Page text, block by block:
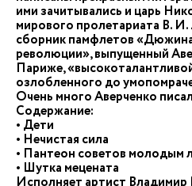
ими зачитывались и царь
мирового пролетариата В.
сборник памфлетов
революции», выпущенный
Париже,
озлобленного до
Очень много Аверченко
Содержание:
• Дети
• Нечистая сила
• Пантеон советов молодым
• Шутка мецената